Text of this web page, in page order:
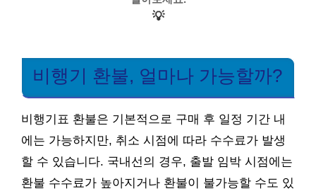
💡
비행기 환불, 얼마나 가능할까?
비행기표 환불은 기본적으로 구매 후 일정 기간 내
에는 가능하지만, 취소 시점에 따라 수수료가 발생
할 수 있습니다. 국내선의 경우, 출발 임박 시점에는
환불 수수료가 높아지거나 환불이 불가능할 수도 있